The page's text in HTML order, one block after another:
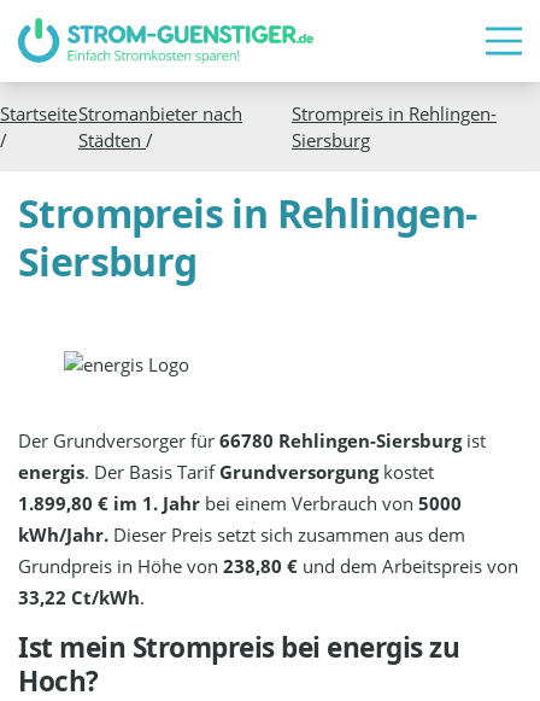
Startseite
/
Stromanbieter nach
Städten /
Strompreis in Rehlingen-
Siersburg
Strompreis in Rehlingen-
Siersburg
Der Grundversorger für66780 Rehlingen-Siersburgist
energis. Der Basis Tarif Grundversorgungkostet
1.899,80 € im 1. Jahr bei einem Verbrauch von5000
kWh/Jahr. Dieser Preis setzt sich zusammen aus dem
Grundpreis in Höhe von238,80 € und dem Arbeitspreis von
33,22 Ct/kWh.
Ist mein Strompreis bei energiszu
Hoch?